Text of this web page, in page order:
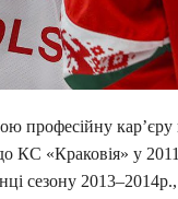
професійну
КС «Краковія» у
сезону